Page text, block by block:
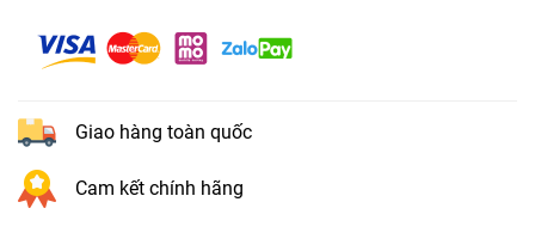
Giao hàng toàn quốc
Cam kết chính hãng